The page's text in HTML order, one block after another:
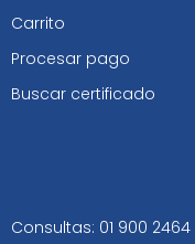
Carrito
Procesar pago
Buscar certificado
Consultas: 01 900 2464